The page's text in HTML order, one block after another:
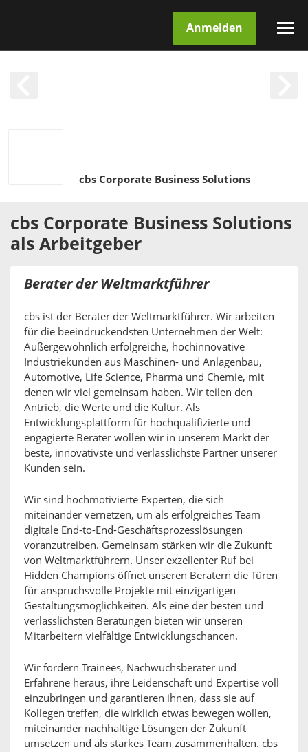
Anmelden
cbs Corporate Business Solutions
cbs Corporate Business Solutions
als Arbeitgeber
Berater der Weltmarktführer
cbs ist der Berater der Weltmarktführer. Wir arbeiten
für die beeindruckendsten Unternehmen der Welt:
Außergewöhnlich erfolgreiche, hochinnovative
Industriekunden aus Maschinen- und Anlagenbau,
Automotive, Life Science, Pharma und Chemie, mit
denen wir viel gemeinsam haben. Wir teilen den
Antrieb, die Werte und die Kultur. Als
Entwicklungsplattform für hochqualifizierte und
engagierte Berater wollen wir in unserem Markt der
beste, innovativste und verlässlichste Partner unserer
Kunden sein.
Wir sind hochmotivierte Experten, die sich
miteinander vernetzen, um als erfolgreiches Team
digitale End-to-End-Geschäftsprozesslösungen
voranzutreiben. Gemeinsam stärken wir die Zukunft
von Weltmarktführern. Unser exzellenter Ruf bei
Hidden Champions öffnet unseren Beratern die Türen
für anspruchsvolle Projekte mit einzigartigen
Gestaltungsmöglichkeiten. Als eine der besten und
verlässlichsten Beratungen bieten wir unseren
Mitarbeitern vielfältige Entwicklungschancen.
Wir fordern Trainees, Nachwuchsberater und
Erfahrene heraus, ihre Leidenschaft und Expertise voll
einzubringen und garantieren ihnen, dass sie auf
Kollegen treffen, die wirklich etwas bewegen wollen,
miteinander nachhaltige Lösungen der Zukunft
umsetzen und als starkes Team zusammenhalten. cbs